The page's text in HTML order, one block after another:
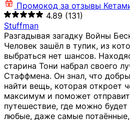
Промокод за отзывы
4.89 (131)
Stuffman
Разгадывая загадку Войны
Человек зашёл в тупик, из
выбраться нет шансов.
старина Тони набрал своего
Стаффмена. Он знал, что
найти вещь, которая откроет
максимум и поможет
путешествие, где можно
любые, даже самые